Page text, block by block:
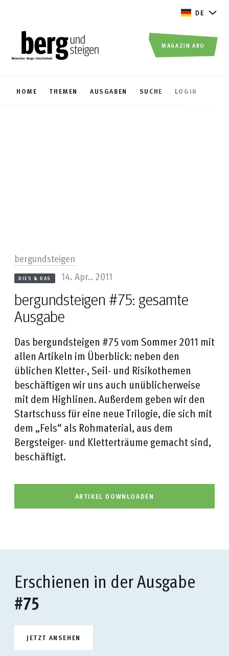
DE
HOME THEMEN AUSGABEN SUCHE LOGIN
MAGAZIN ABO
bergundsteigen #75: gesamte
Ausgabe
DIES & DAS 14. Apr.. 2011
bergundsteigen
Das bergundsteigen #75 vom Sommer 2011 mit
allen Artikeln im Überblick: neben den
üblichen Kletter-, Seil- und Risikothemen
beschäftigen wir uns auch unüblicherweise
mit dem Highlinen. Außerdem geben wir den
Startschuss für eine neue Trilogie, die sich mit
dem „Fels“ als Rohmaterial, aus dem
Bergsteiger- und Kletterträume gemacht sind,
beschäftigt.
ARTIKEL DOWNLOADEN
Erschienen in der Ausgabe
#75
JETZT ANSEHEN